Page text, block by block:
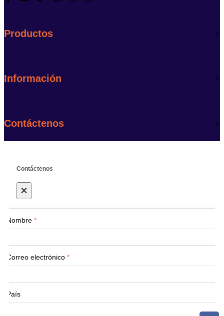
Productos
Información
Contáctenos
Contáctenos
×
Nombre *
Correo electrónico *
País